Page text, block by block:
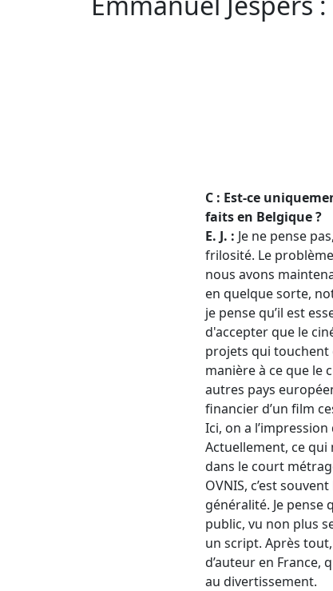
C : Est-ce
faits en Belgique ?
E. J. : Je ne pense
frilosité. Le
nous avons
en quelque sorte,
je pense qu’il est
d'accepter que le
projets qui touchent
manière à ce que le
autres pays
financier d’un film
Ici, on a
Actuellement, ce qui
dans le court
OVNIS, c’est
généralité. Je
public, vu non plus
un script. Après
d’auteur en France,
au divertissement.